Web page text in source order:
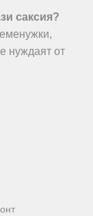
саксия?
нуждаят от